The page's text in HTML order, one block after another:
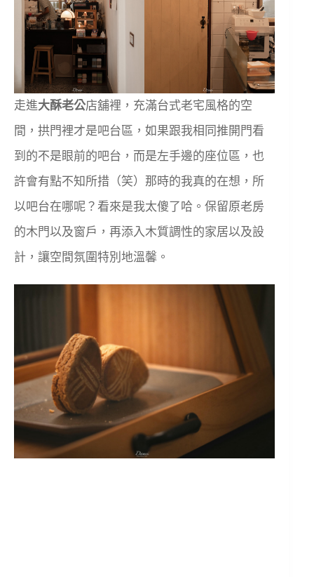
走進大酥老公店舖裡，充滿台式老宅風格的空
間，拱門裡才是吧台區，如果跟我相同推開門看
到的不是眼前的吧台，而是左手邊的座位區，也
許會有點不知所措（笑）那時的我真的在想，所
以吧台在哪呢？看來是我太傻了哈。保留原老房
的木門以及窗戶，再添入木質調性的家居以及設
計，讓空間氛圍特別地溫馨。